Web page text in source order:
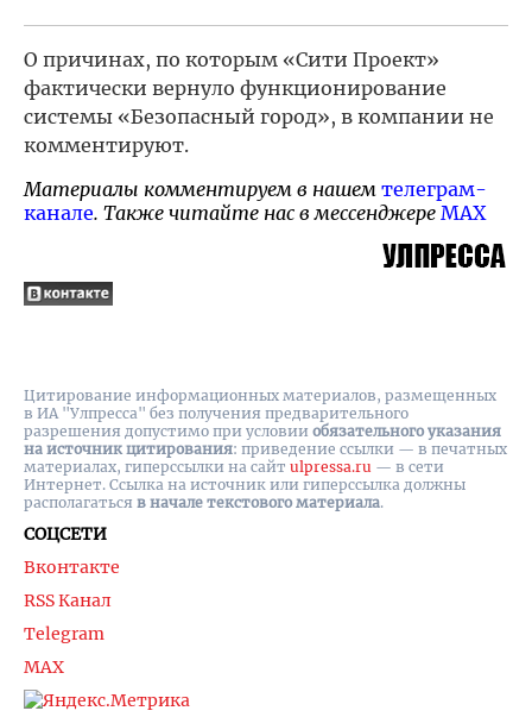
О причинах, по которым «Сити Проект»
фактически вернуло функционирование
системы «Безопасный город», в компании не
комментируют.
Материалы комментируем в нашем телеграм-
канале. Также читайте нас в мессенджере MAX
СОЦСЕТИ
Вконтакте
RSS Канал
Telegram
MAX
Цитирование информационных материалов, размещенных
в ИА "Улпресса" без получения предварительного
разрешения допустимо при условии обязательного указания
на источник цитирования: приведение ссылки — в печатных
материалах, гиперссылки на cайт ulpressa.ru — в сети
Интернет. Ссылка на источник или гиперссылка должны
располагаться в начале текстового материала.